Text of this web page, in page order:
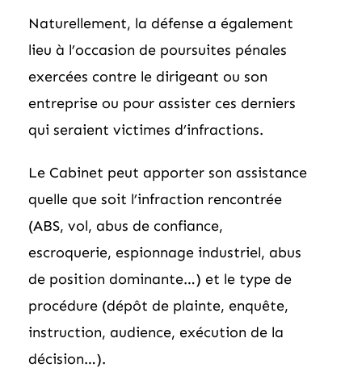
Naturellement, la défense a également
lieu à l’occasion de poursuites pénales
exercées contre le dirigeant ou son
entreprise ou pour assister ces derniers
qui seraient victimes d’infractions.
Le Cabinet peut apporter son assistance
quelle que soit l’infraction rencontrée
(ABS, vol, abus de confiance,
escroquerie, espionnage industriel, abus
de position dominante…) et le type de
procédure (dépôt de plainte, enquête,
instruction, audience, exécution de la
décision…).